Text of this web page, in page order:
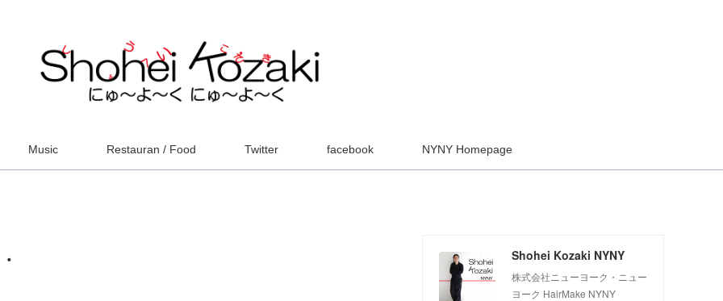
Music Restauran / Food Twitter facebook NYNY Homepage
Shohei Kozaki NYNY
株式会社ニューヨーク・ニュー
ヨーク HairMake NYNY